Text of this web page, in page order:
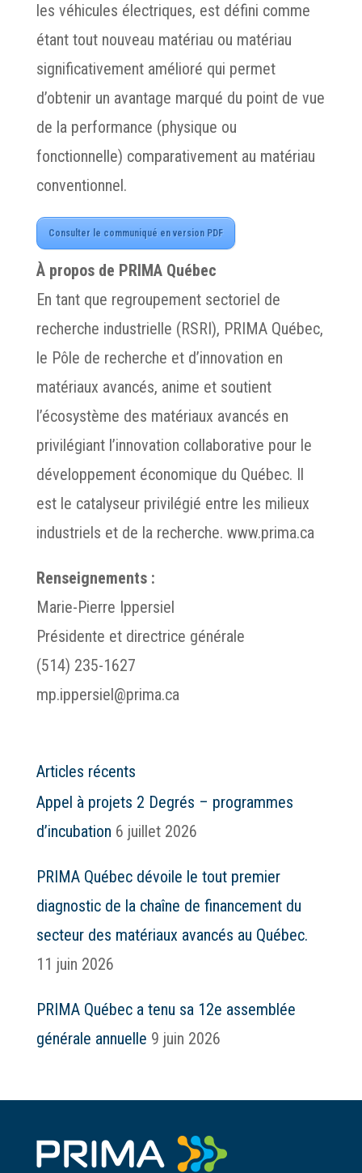
les véhicules électriques, est défini comme
étant tout nouveau matériau ou matériau
significativement amélioré qui permet
d’obtenir un avantage marqué du point de vue
de la performance (physique ou
fonctionnelle) comparativement au matériau
conventionnel.
Consulter le communiqué en version PDF
À propos de PRIMA Québec
En tant que regroupement sectoriel de
recherche industrielle (RSRI), PRIMA Québec,
le Pôle de recherche et d’innovation en
matériaux avancés, anime et soutient
l’écosystème des matériaux avancés en
privilégiant l’innovation collaborative pour le
développement économique du Québec. Il
est le catalyseur privilégié entre les milieux
industriels et de la recherche. www.prima.ca
Renseignements :
Marie-Pierre Ippersiel
Présidente et directrice générale
(514) 235-1627
mp.ippersiel@prima.ca
Articles récents
Appel à projets 2 Degrés – programmes
d’incubation 6 juillet 2026
PRIMA Québec dévoile le tout premier
diagnostic de la chaîne de financement du
secteur des matériaux avancés au Québec.
11 juin 2026
PRIMA Québec a tenu sa 12e assemblée
générale annuelle 9 juin 2026